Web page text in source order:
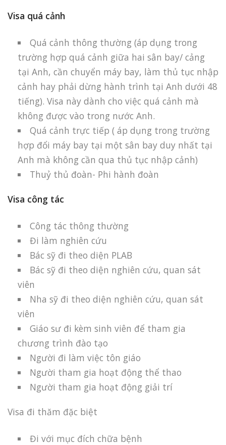
Visa quá cảnh
Quá cảnh thông thường (áp dụng trong
trường hợp quá cảnh giữa hai sân bay/ cảng
tại Anh, cần chuyển máy bay, làm thủ tục nhập
cảnh hay phải dừng hành trình tại Anh dưới 48
tiếng). Visa này dành cho việc quá cảnh mà
không được vào trong nước Anh.
Quá cảnh trực tiếp ( áp dụng trong trường
hợp đổi máy bay tại một sân bay duy nhất tại
Anh mà không cần qua thủ tục nhập cảnh)
Thuỷ thủ đoàn- Phi hành đoàn
Visa công tác
Công tác thông thường
Đi làm nghiên cứu
Bác sỹ đi theo diện PLAB
Bác sỹ đi theo diện nghiên cứu, quan sát
viên
Nha sỹ đi theo diện nghiên cứu, quan sát
viên
Giáo sư đi kèm sinh viên để tham gia
chương trình đào tạo
Người đi làm việc tôn giáo
Người tham gia hoạt động thể thao
Người tham gia hoạt động giải trí
Visa đi thăm đặc biệt
Đi với mục đích chữa bệnh